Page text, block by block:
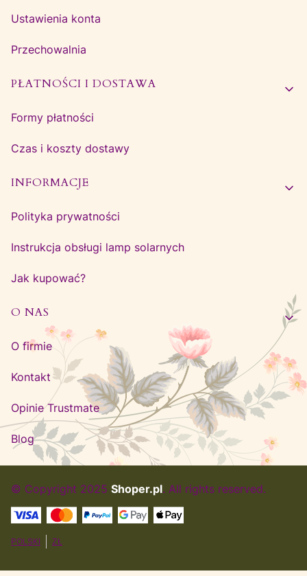
Ustawienia konta
Przechowalnia
PŁATNOŚCI I DOSTAWA
Formy płatności
Czas i koszty dostawy
INFORMACJE
Polityka prywatności
Instrukcja obsługi lamp solarnych
Jak kupować?
O NAS
O firmie
Kontakt
Opinie Trustmate
Blog
© Copyright 2025 Shoper.pl. All rights reserved.
POLSKI ZŁ